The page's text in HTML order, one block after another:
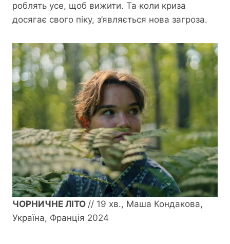
роблять усе, щоб вижити. Та коли криза
досягає свого піку, з’являється нова загроза.
ЧОРНИЧНЕ ЛІТО // 19 хв., Маша Кондакова,
Україна, Франція 2024